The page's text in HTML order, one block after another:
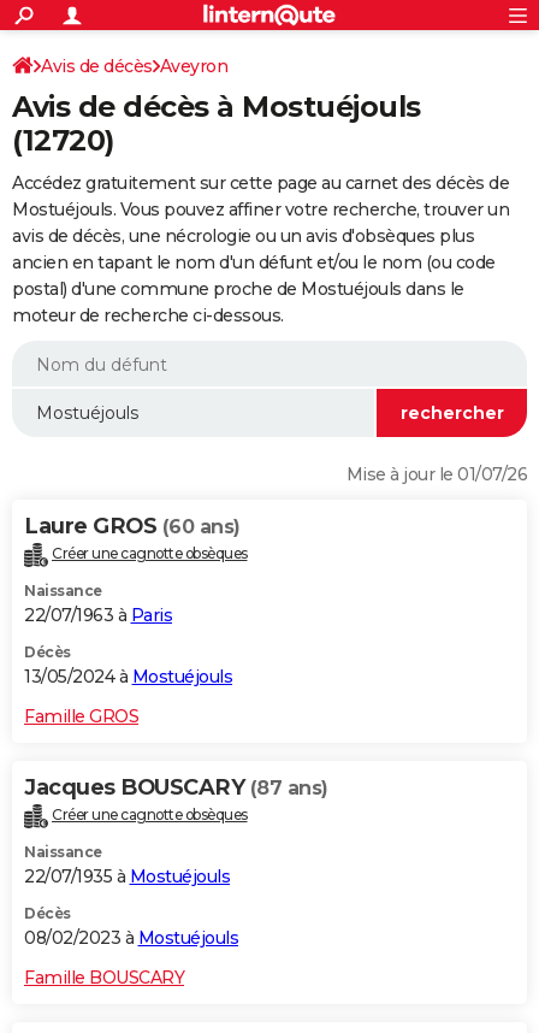
ACTUALITÉS
Politique
Société
Faits Divers
Education
Monde
Villes
+
SPORT
Coupe du monde 2026
Football
Tennis
Cyclisme
Rugby
Forum
FINANCE
Retraite
Impôts
Epargne
Immobilier
Risques naturels par ville
Banque
Assurance
Crédit
Essais
Réserver un essai
Citadines
Berlines
SUV
Forum auto
+
HIGH-TECH
Mobiles
Meilleur smartphone
Internet
Ordinateurs
Jeux vidéo
Guide high-tech
+BRICOLAGE
Forum
Aménagement intérieur
Extérieur
Cuisine
Salle de bains
Jardinage
Rangement
WEEK-END
Guides de France
Escapades
Patrimoine
Expositions
Musées
Week-end nature
LIFESTYLE
Alimentation
Guide de la santé
Maladies
Médicaments
Sommeil
VOYAGE
Destinations
City break
Voyage nature
Voyage de noces
Forum
Climat
+PHOTO
GUIDES D'ACHAT
BONS PLANS
CARTE DE VOEUX
Dictionnaire
Biographies
Citations
Expressions
Proverbes
PROGRAMME TV
COPAINS D'AVANT
S'inscrire
Se connecter
Lycées
Collèges
Primaires
Universités
Entreprises
Service militaire
Avis de recherche
AVIS DE DÉCÈS
Avis de décès Aveyron
Avis de décès à Mostuéjouls
(12720)
Accédez gratuitement sur cette page au carnet des décès de
Mostuéjouls. Vous pouvez affiner votre recherche, trouver un
avis de décès, une nécrologie ou un avis d'obsèques plus
ancien en tapant le nom d'un défunt et/ou le nom (ou code
postal) d'une commune proche de Mostuéjouls dans le
moteur de recherche ci-dessous.
Mise à jour le 01/07/26
Laure GROS (60 ans)
Créer une cagnotte obsèques
Naissance
22/07/1963 à Paris
Décès
13/05/2024 à Mostuéjouls
Famille GROS
Jacques BOUSCARY (87 ans)
Créer une cagnotte obsèques
Naissance
22/07/1935 à Mostuéjouls
Décès
08/02/2023 à Mostuéjouls
Famille BOUSCARY